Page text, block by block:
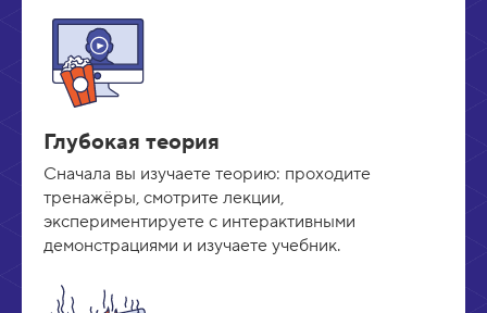
Глубокая теория
Сначала вы изучаете теорию: проходите
тренажёры, смотрите лекции,
экспериментируете с интерактивными
демонстрациями и изучаете учебник.